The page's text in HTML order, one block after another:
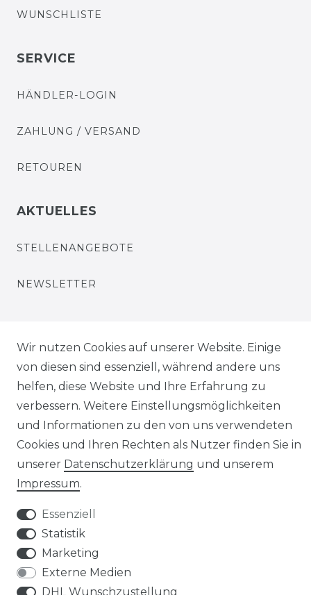
WUNSCHLISTE
SERVICE
HÄNDLER-LOGIN
ZAHLUNG / VERSAND
RETOUREN
AKTUELLES
STELLENANGEBOTE
NEWSLETTER
Impressum Daten­schutz­erklärung
AGB Widerrufs­recht
VERTRAG WIDERRUFEN
Wir nutzen Cookies auf unserer Website. Einige
von diesen sind essenziell, während andere uns
helfen, diese Website und Ihre Erfahrung zu
verbessern. Weitere Einstellungsmöglichkeiten
und Informationen zu den von uns verwendeten
Cookies und Ihren Rechten als Nutzer finden Sie in
unserer Daten­schutz­erklärung und unserem
Impressum.
Essenziell
Statistik
Marketing
Externe Medien
DHL Wunschzustellung